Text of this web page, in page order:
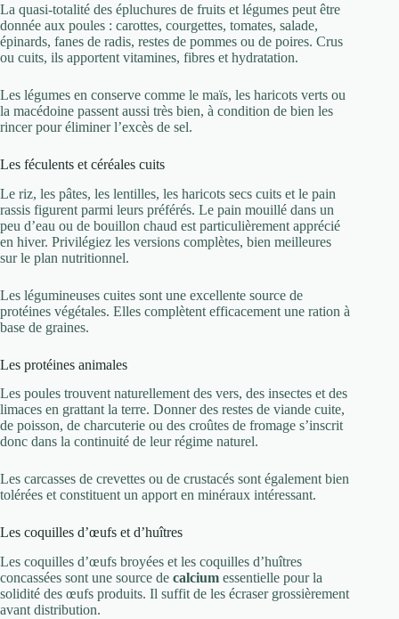
La quasi-totalité des épluchures de fruits et légumes peut être
donnée aux poules : carottes, courgettes, tomates, salade,
épinards, fanes de radis, restes de pommes ou de poires. Crus
ou cuits, ils apportent vitamines, fibres et hydratation.
Les légumes en conserve comme le maïs, les haricots verts ou
la macédoine passent aussi très bien, à condition de bien les
rincer pour éliminer l’excès de sel.
Les féculents et céréales cuits
Le riz, les pâtes, les lentilles, les haricots secs cuits et le pain
rassis figurent parmi leurs préférés. Le pain mouillé dans un
peu d’eau ou de bouillon chaud est particulièrement apprécié
en hiver. Privilégiez les versions complètes, bien meilleures
sur le plan nutritionnel.
Les légumineuses cuites sont une excellente source de
protéines végétales. Elles complètent efficacement une ration à
base de graines.
Les protéines animales
Les poules trouvent naturellement des vers, des insectes et des
limaces en grattant la terre. Donner des restes de viande cuite,
de poisson, de charcuterie ou des croûtes de fromage s’inscrit
donc dans la continuité de leur régime naturel.
Les carcasses de crevettes ou de crustacés sont également bien
tolérées et constituent un apport en minéraux intéressant.
Les coquilles d’œufs et d’huîtres
Les coquilles d’œufs broyées et les coquilles d’huîtres
concassées sont une source de calcium essentielle pour la
solidité des œufs produits. Il suffit de les écraser grossièrement
avant distribution.